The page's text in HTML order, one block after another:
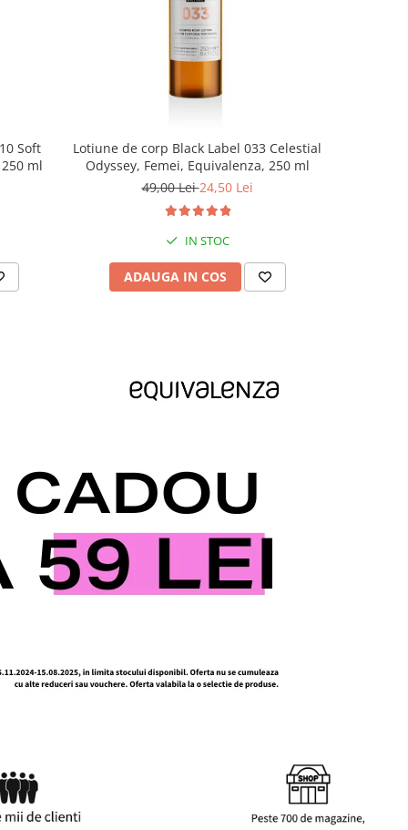
Soft
ml
Lotiune de corp Black Label 033 Celestial
Odyssey, Femei, Equivalenza, 250 ml
49,00 Lei24,50 Lei
IN STOC
ADAUGA IN COS